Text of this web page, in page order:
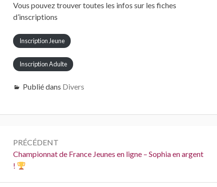
Vous pouvez trouver toutes les infos sur les fiches
d’inscriptions
Inscription Jeune
Inscription Adulte
Publié dans Divers
Navigation
de
l’article
PRÉCÉDENT
Précédent :
Championnat de France Jeunes en ligne – Sophia en argent
!